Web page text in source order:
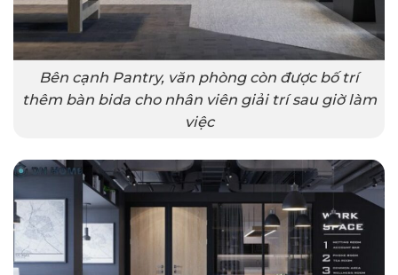
Bên cạnh Pantry, văn phòng còn được bố trí
thêm bàn bida cho nhân viên giải trí sau giờ làm
việc